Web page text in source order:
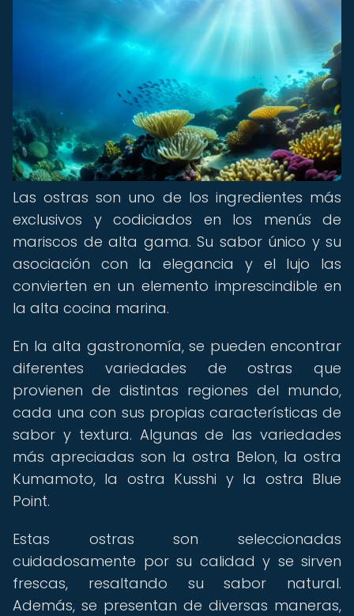
Las ostras son uno de los ingredientes más
exclusivos y codiciados en los menús de
mariscos de alta gama. Su sabor único y su
asociación con la elegancia y el lujo las
convierten en un elemento imprescindible en
la alta cocina marina.
En la alta gastronomía, se pueden encontrar
diferentes variedades de ostras que
provienen de distintas regiones del mundo,
cada una con sus propias características de
sabor y textura. Algunas de las variedades
más apreciadas son la ostra Belon, la ostra
Kumamoto, la ostra Kusshi y la ostra Blue
Point.
Estas ostras son seleccionadas
cuidadosamente por su calidad y se sirven
frescas, resaltando su sabor natural.
Además, se presentan de diversas maneras,